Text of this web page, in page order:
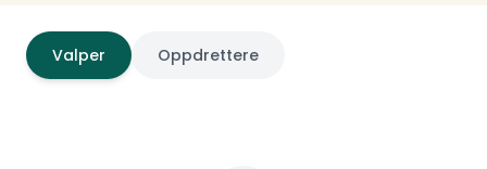
Valper Oppdrettere